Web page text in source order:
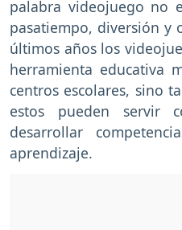
palabra videojuego no
pasatiempo, diversión y
últimos años los
herramienta educativa
centros escolares, sino
estos pueden servir
desarrollar
aprendizaje.